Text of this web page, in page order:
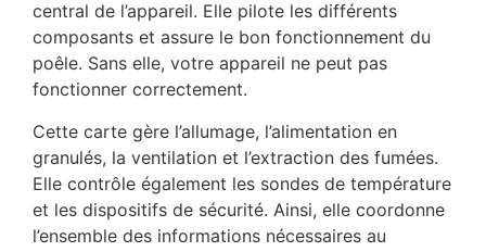
central de l’appareil. Elle pilote les différents
composants et assure le bon fonctionnement du
poêle. Sans elle, votre appareil ne peut pas
fonctionner correctement.
Cette carte gère l’allumage, l’alimentation en
granulés, la ventilation et l’extraction des fumées.
Elle contrôle également les sondes de température
et les dispositifs de sécurité. Ainsi, elle coordonne
l’ensemble des informations nécessaires au